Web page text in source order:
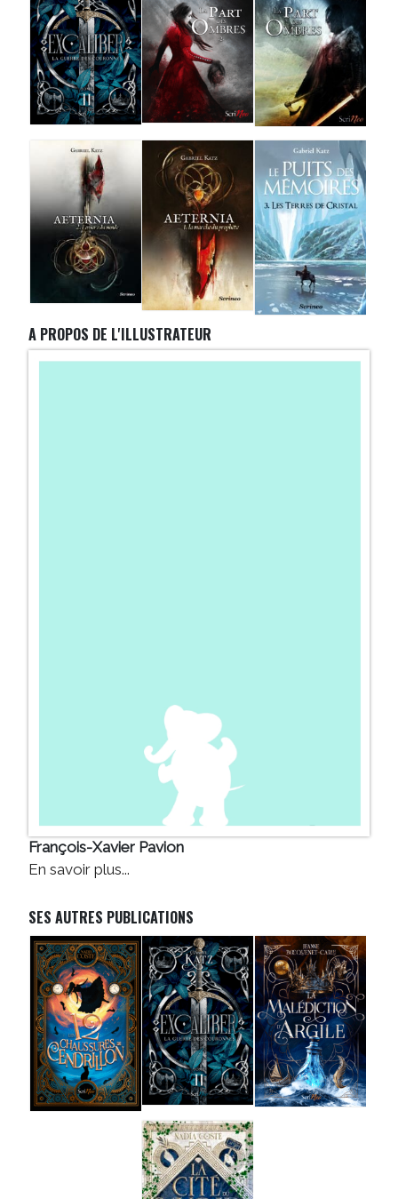
A PROPOS DE L'ILLUSTRATEUR
François-Xavier Pavion
En savoir plus...
SES AUTRES PUBLICATIONS